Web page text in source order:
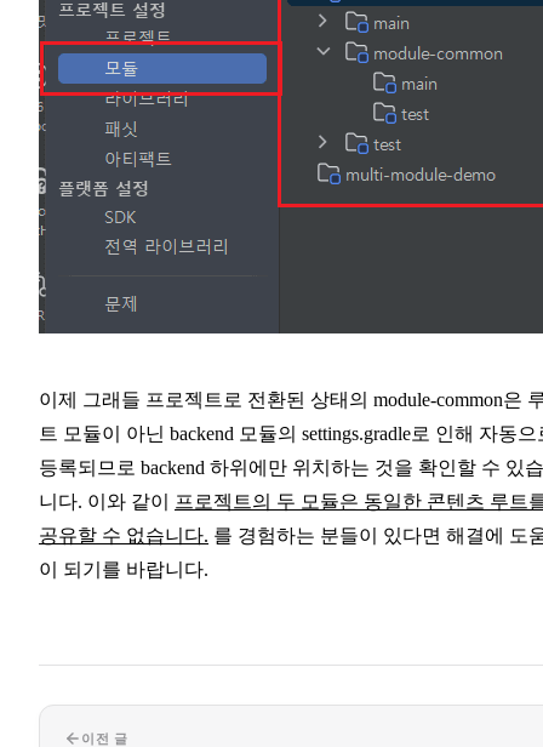
이제 그래들 프로젝트로 전환된 상태의 module-common은
트 모듈이 아닌 backend 모듈의 settings.gradle로 인해 자동으
등록되므로 backend 하위에만 위치하는 것을 확인할 수 있습
니다. 이와 같이
프로젝트의 두 모듈은 동일한 콘텐츠 루트
공유할 수 없습니다. 를 경험하는 분들이 있다면 해결에 도
이 되기를 바랍니다.
이전 글